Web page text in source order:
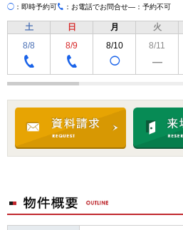
◯ ：即時予約可 TEL
：お電話でお問合せ―：予約不可
土
8/8
TEL
日
8/9
TEL
月
8/10
◯
火
8/11
―